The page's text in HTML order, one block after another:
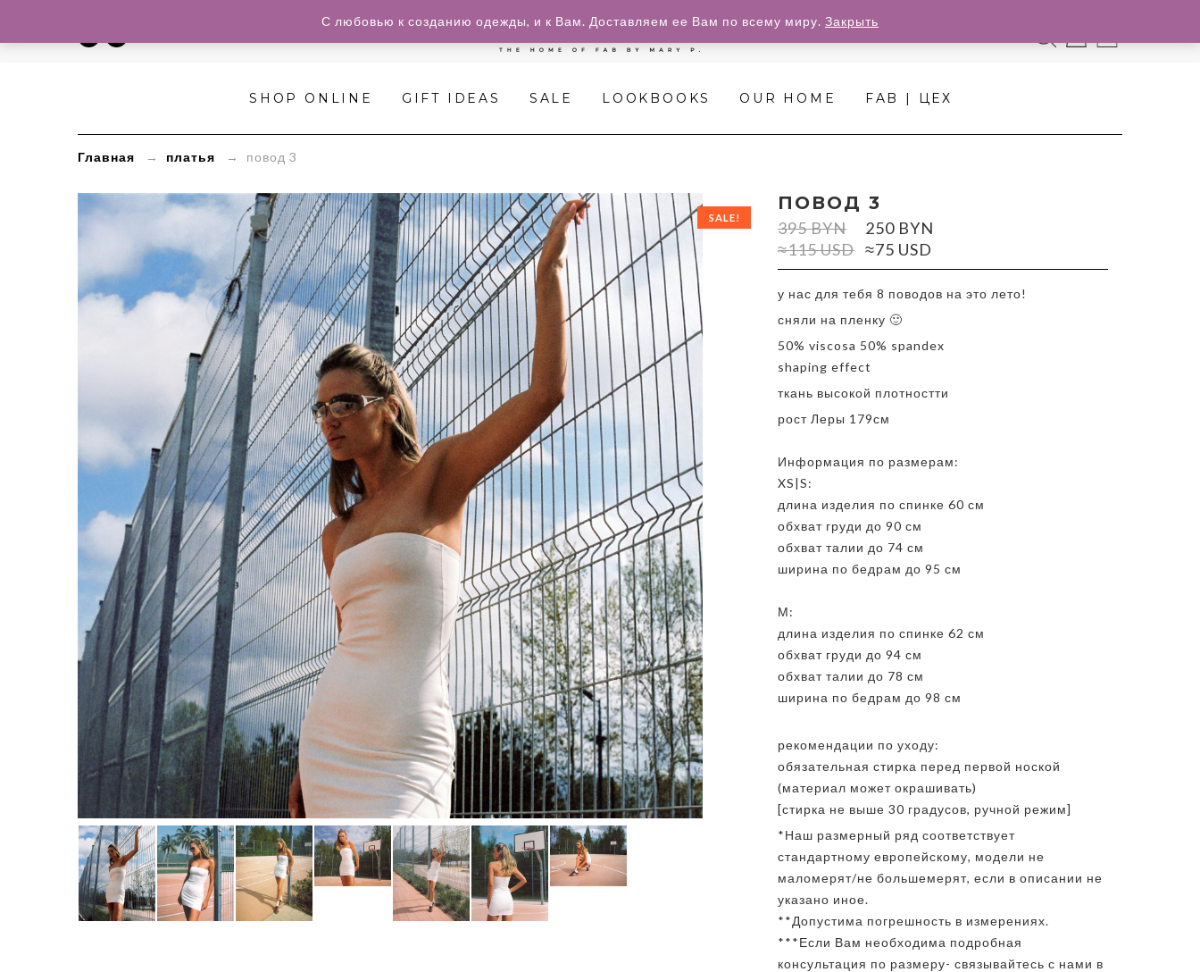
»
повод
3
SHOP ONLINE GIFT IDEAS SALE LOOKBOOKS OUR HOME FAB | ЦЕХ
Главная → платья → повод 3
SALE!
ПОВОД 3
395BYN
≈115 USD
250 BYN
≈75 USD
у нас для тебя 8 поводов на это лето!
сняли на пленку 🙂
50% viscosa 50% spandex
shaping effect
ткань высокой плотностти
рост Леры 179см
Информация по размерам:
XS|S:
длина изделия по спинке 60 см
обхват груди до 90 см
обхват талии до 74 см
ширина по бедрам до 95 см
М:
длина изделия по спинке 62 см
обхват груди до 94 см
обхват талии до 78 см
ширина по бедрам до 98 см
рекомендации по уходу:
обязательная стирка перед первой ноской
(материал может окрашивать)
[стирка не выше 30 градусов, ручной режим]
*Наш размерный ряд соответствует
стандартному европейскому, модели не
маломерят/не большемерят, если в описании не
указано иное.
**Допустима погрешность в измерениях.
***Если Вам необходима подробная
консультация по размеру- связывайтесь с нами в
С любовью к созданию одежды, и к Вам. Доставляем ее Вам по всему миру. Закрыть